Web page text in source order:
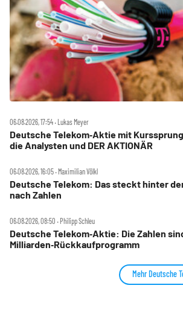
06.08.2026, 17:54 ‧ Lukas Meyer
Deutsche Telekom‑Aktie mit
die Analysten und DER AKTIONÄR
06.08.2026, 16:05 ‧ Maximilian Völkl
Deutsche Telekom: Das steckt hinter
nach Zahlen
06.08.2026, 08:50 ‧ Philipp Schleu
Deutsche Telekom‑Aktie: Die Zahlen
Milliarden‑Rückkaufprogramm
Mehr Deutsche